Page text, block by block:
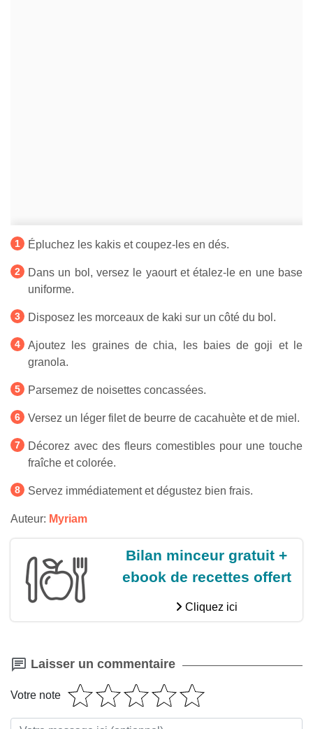
Épluchez les kakis et coupez-les en dés.
Dans un bol, versez le yaourt et étalez-le en une base
uniforme.
Disposez les morceaux de kaki sur un côté du bol.
Ajoutez les graines de chia, les baies de goji et le
granola.
Parsemez de noisettes concassées.
Versez un léger filet de beurre de cacahuète et de miel.
Décorez avec des fleurs comestibles pour une touche
fraîche et colorée.
Servez immédiatement et dégustez bien frais.
Auteur: Myriam
Bilan minceur gratuit +
ebook de recettes offert
Cliquez ici
Laisser un commentaire
Votre note